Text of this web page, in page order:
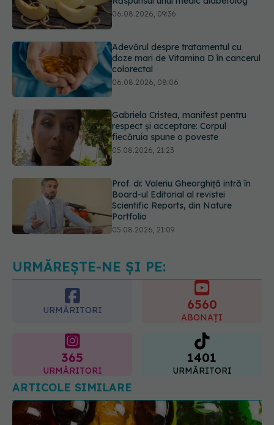
Adevărul despre tratamentul cu
doze mari de Vitamina D în cancerul
06.08.2026, 08:06
Gabriela Cristea, manifest pentru
respect și acceptare: Corpul
05.08.2026, 21:23
Prof. dr. Valeriu Gheorghiță intră în
Board-ul Editorial al revistei
05.08.2026, 21:09
EXCLUSIV
cancerelor ginecologice. Dr. Sorin
Bogdan (SANADOR), la DC Medical
06.08.2026, 10:29
URMĂREȘTE-NE ȘI PE:
URMĂRITORI 6560
ABONAȚI
365
URMĂRITORI
1401
URMĂRITORI
ARTICOLE SIMILARE